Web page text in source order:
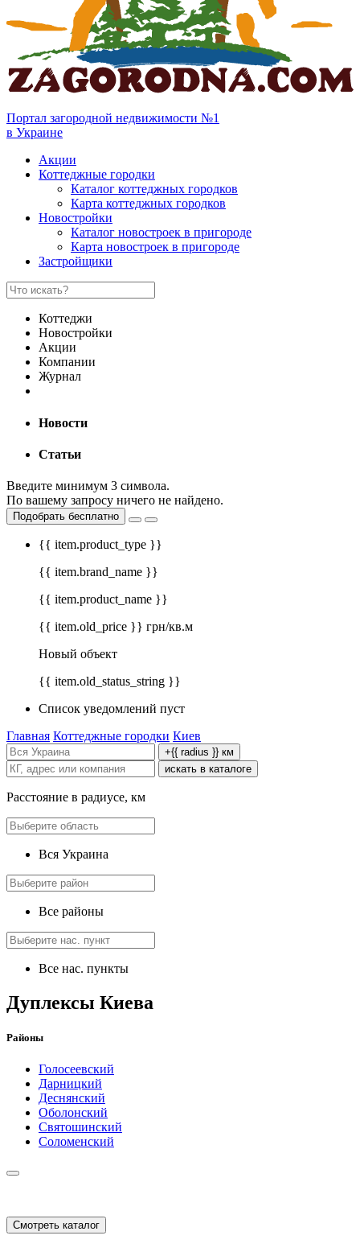
Портал загородной недвижимости №1
в Украине
Акции
Коттеджные городки
Каталог коттеджных городков
Карта коттеджных городков
Новостройки
Каталог новостроек в пригороде
Карта новостроек в пригороде
Застройщики
Коттеджи
Новостройки
Акции
Компании
Журнал
Новости
Статьи
Введите минимум 3 символа.
По вашему запросу ничего не найдено.
Подобрать бесплатно
{{ item.product_type }}
{{ item.brand_name }}
{{ item.product_name }}
{{ item.old_price }} грн/кв.м
Новый объект
{{ item.old_status_string }}
Список уведомлений пуст
Главная Коттеджные городки Киев
+{{ radius }} км
искать в каталоге
Расстояние в радиусе, км
Вся Украина
Все районы
Все нас. пункты
Дуплексы Киева
Районы
Голосеевский
Дарницкий
Деснянский
Оболонский
Святошинский
Соломенский
Смотреть каталог